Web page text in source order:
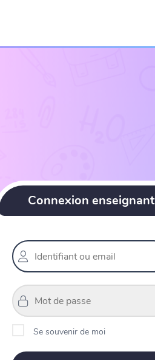
Connexion enseignant
Se souvenir de moi